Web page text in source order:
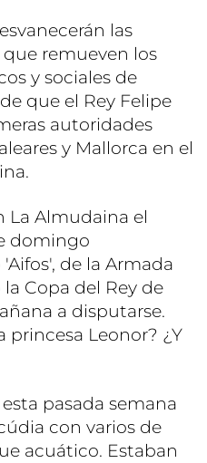
las
remueven los
y sociales de
que el Rey Felipe
autoridades
y Mallorca en el
La Almudaina el
domingo
de la Armada
Copa del Rey de
a disputarse.
princesa Leonor? ¿Y
pasada semana
con varios de
acuático. Estaban